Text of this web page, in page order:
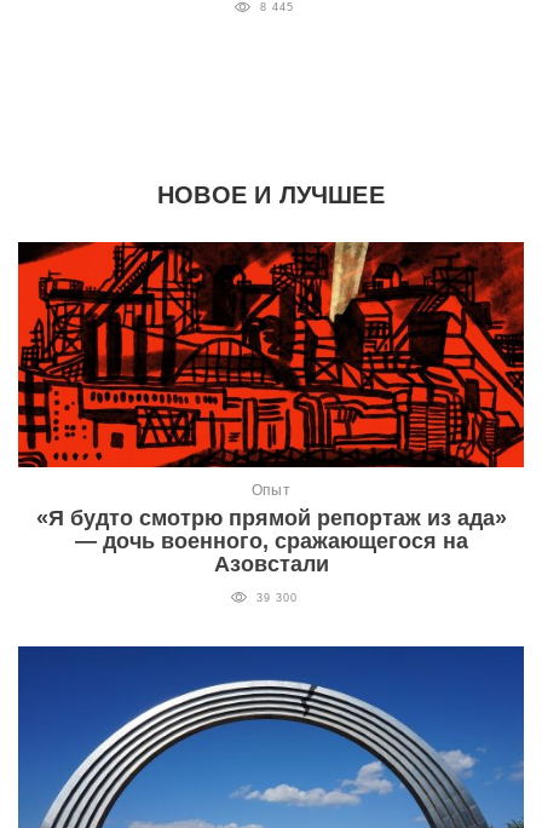
8 445
НОВОЕ И ЛУЧШЕЕ
Опыт
«Я будто смотрю прямой репортаж из ада»
— дочь военного, сражающегося на
Азовстали
39 300